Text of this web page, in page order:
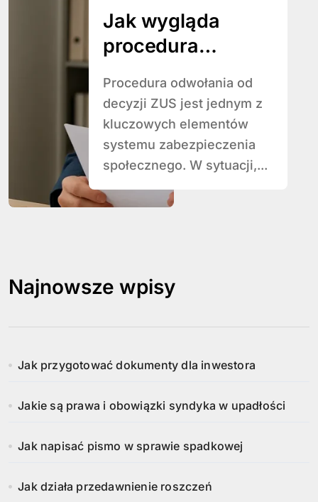
Jak wygląda
procedura
decyzji ZUS
Procedura odwołania od
decyzji ZUS jest jednym z
kluczowych elementów
systemu zabezpieczenia
społecznego. W sytuacji,...
Najnowsze wpisy
Jak przygotować dokumenty dla inwestora
Jakie są prawa i obowiązki syndyka w upadłości
Jak napisać pismo w sprawie spadkowej
Jak działa przedawnienie roszczeń